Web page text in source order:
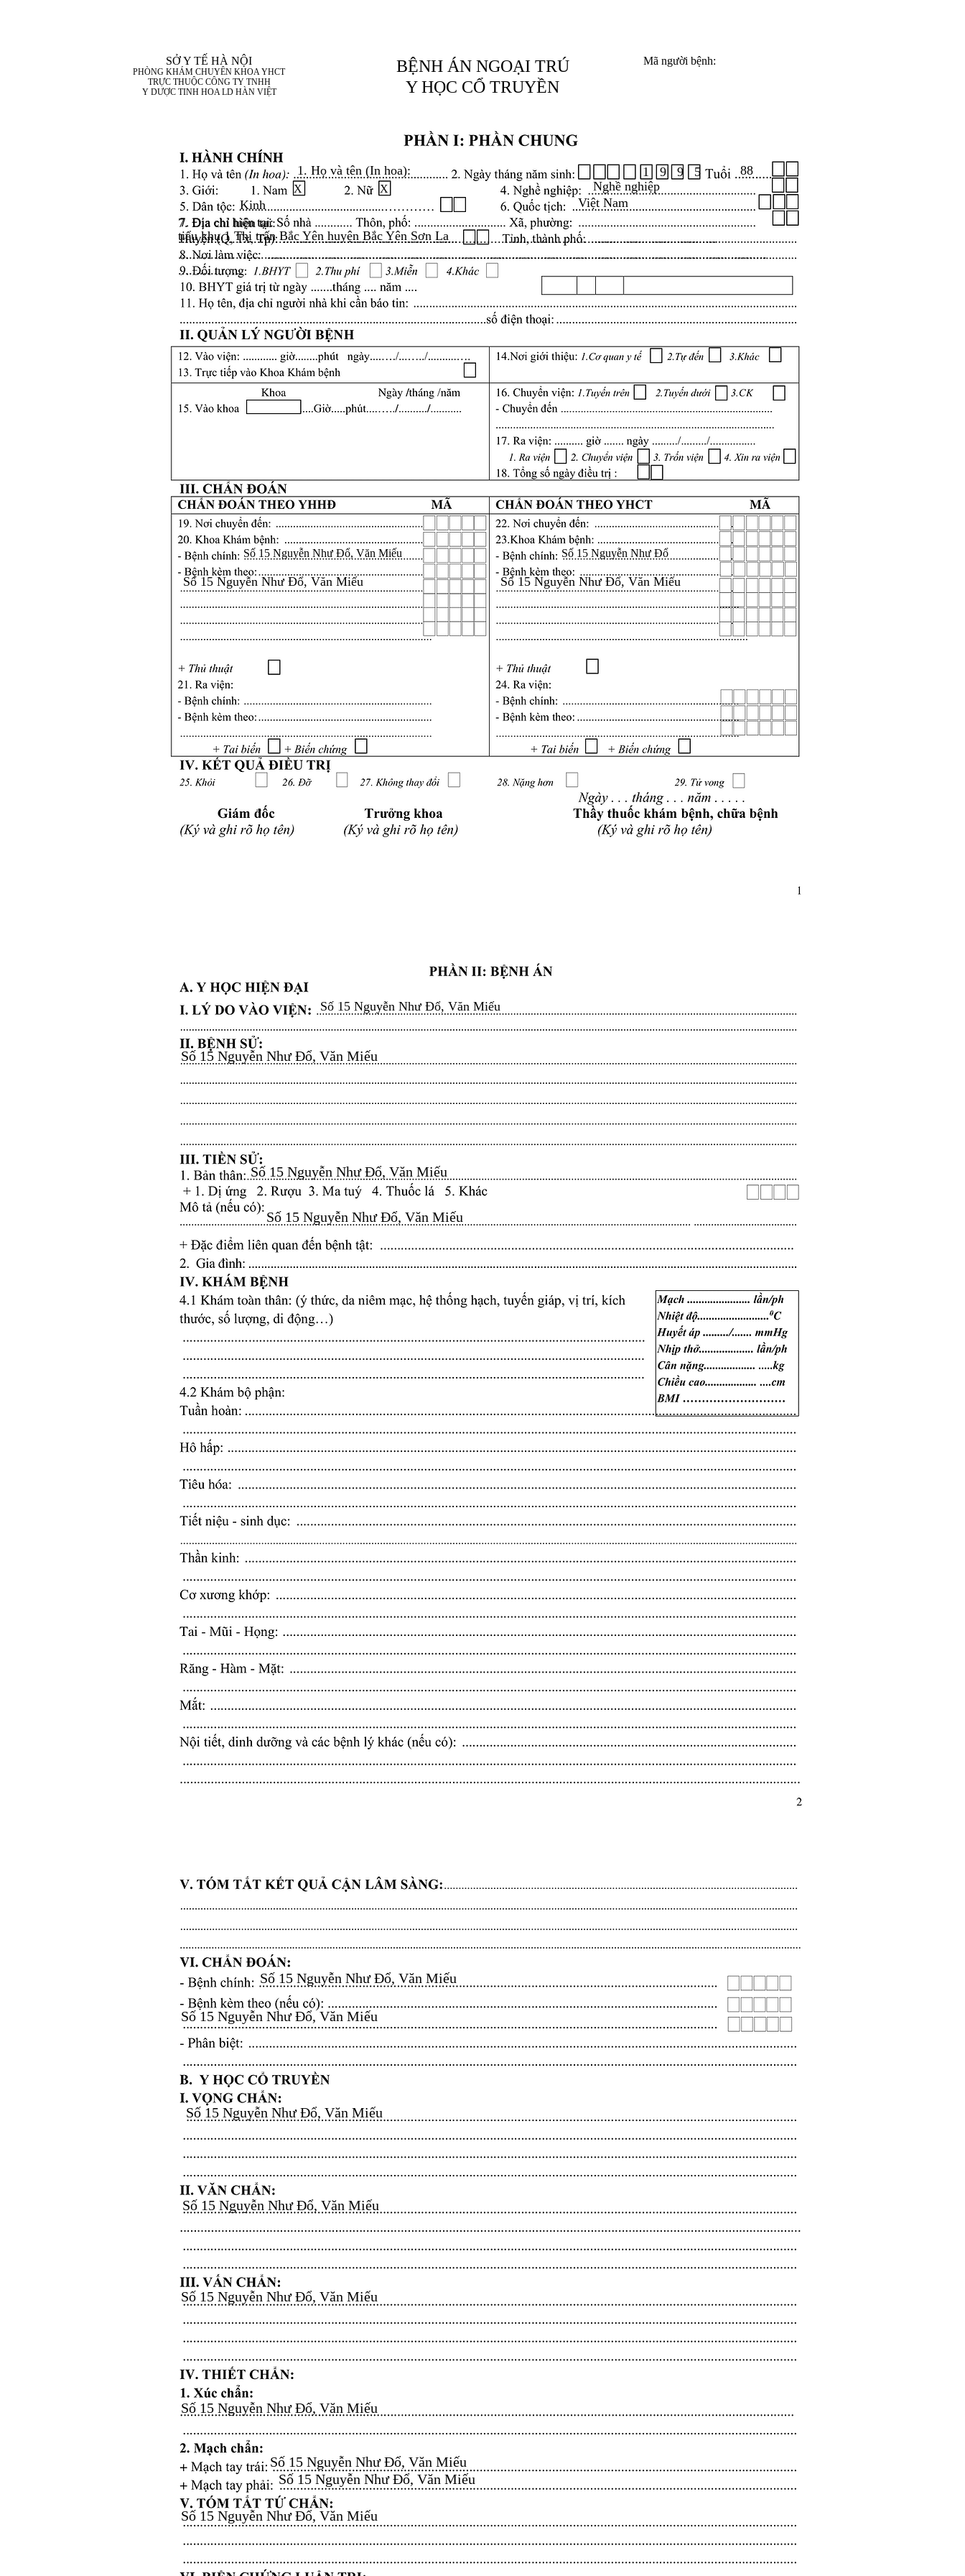
SỞ Y TẾ HÀ NỘI
PHÒNG KHÁM CHUYÊN KHOA YHCT
TRỰC THUỘC CÔNG TY TNHH
Y DƯỢC TINH HOA LD HÀN VIỆT
BỆNH ÁN NGOẠI TRÚ
Y HỌC CỔ TRUYỀN
Mã người bệnh:
1. Họ và tên (In hoa): 1 9 9 5 88
X X
Nghề nghiệp
Việt Nam
Kinh
7. Địa chỉ hiện tại:
......................................................................................................................................................
....................................................................................................................................................................
..................
tiểu khu 1 Thị trấn Bắc Yên huyện Bắc Yên Sơn La
Số 15 Nguyễn Như Đổ, Văn Miếu
Số 15 Nguyễn Như Đổ, Văn Miếu
Số 15 Nguyễn Như Đổ
Số 15 Nguyễn Như Đổ, Văn Miếu
Số 15 Nguyễn Như Đổ, Văn Miếu
Số 15 Nguyễn Như Đổ, Văn Miếu​​​​
Số 15 Nguyễn Như Đổ, Văn Miếu​​​​
Số 15 Nguyễn Như Đổ, Văn Miếu​​​​
Số 15 Nguyễn Như Đổ, Văn Miếu​​​​
Số 15 Nguyễn Như Đổ, Văn Miếu​​​​
Số 15 Nguyễn Như Đổ, Văn Miếu​​​​
Số 15 Nguyễn Như Đổ, Văn Miếu​​​​
Số 15 Nguyễn Như Đổ, Văn Miếu​​​​
Số 15 Nguyễn Như Đổ, Văn Miếu​​​​
Số 15 Nguyễn Như Đổ, Văn Miếu​​​​
Số 15 Nguyễn Như Đổ, Văn Miếu​​​​
Số 15 Nguyễn Như Đổ, Văn Miếu​​​​